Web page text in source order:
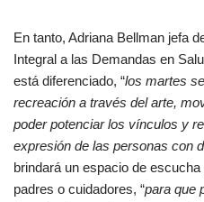
En tanto, Adriana Bellman jefa
Integral a las Demandas en
está diferenciado, “los martes
recreación a través del arte,
poder potenciar los vínculos y
expresión de las personas con
brindará un espacio de
padres o cuidadores, “para que